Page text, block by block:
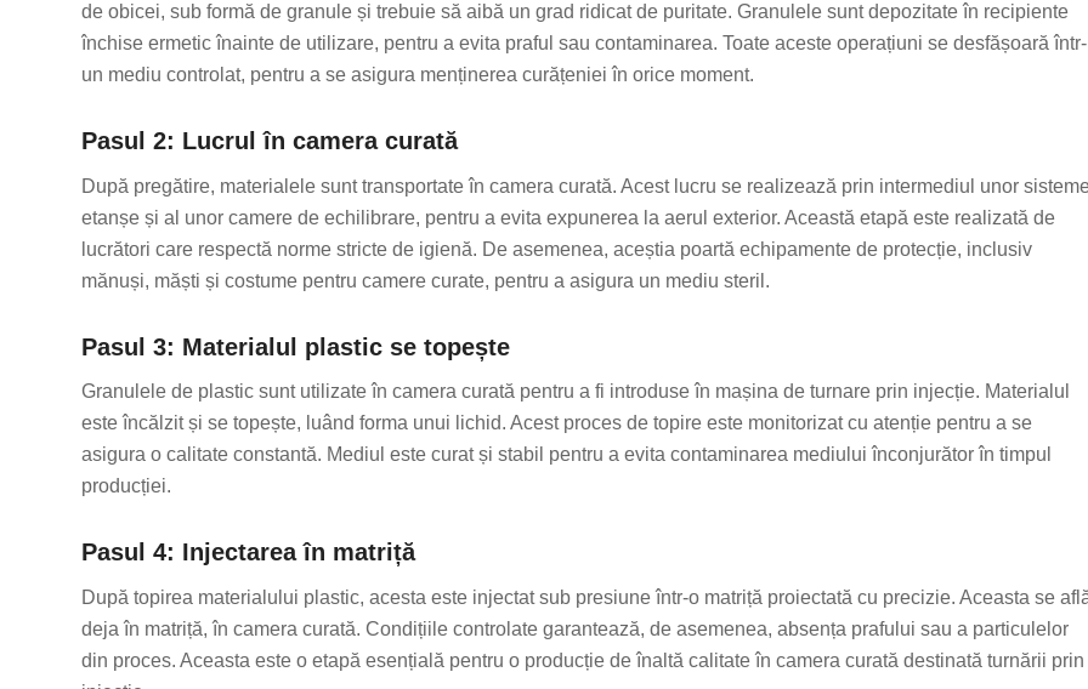
de obicei, sub formă de granule și trebuie să aibă un grad ridicat de puritate. Granulele sunt depozitate în recipiente
închise ermetic înainte de utilizare, pentru a evita praful sau contaminarea. Toate aceste operațiuni se desfășoară într-
un mediu controlat, pentru a se asigura menținerea curățeniei în orice moment.
Pasul 2: Lucrul în camera curată
După pregătire, materialele sunt transportate în camera curată. Acest lucru se realizează prin intermediul unor
etanșe și al unor camere de echilibrare, pentru a evita expunerea la aerul exterior. Această etapă este realizată de
lucrători care respectă norme stricte de igienă. De asemenea, aceștia poartă echipamente de protecție, inclusiv
mănuși, măști și costume pentru camere curate, pentru a asigura un mediu steril.
Pasul 3: Materialul plastic se topește
Granulele de plastic sunt utilizate în camera curată pentru a fi introduse în mașina de turnare prin injecție. Materialul
este încălzit și se topește, luând forma unui lichid. Acest proces de topire este monitorizat cu atenție pentru a se
asigura o calitate constantă. Mediul este curat și stabil pentru a evita contaminarea mediului înconjurător în timpul
producției.
Pasul 4: Injectarea în matriță
După topirea materialului plastic, acesta este injectat sub presiune într-o matriță proiectată cu precizie. Aceasta se
deja în matriță, în camera curată. Condițiile controlate garantează, de asemenea, absența prafului sau a particulelor
din proces. Aceasta este o etapă esențială pentru o producție de înaltă calitate în camera curată destinată turnării prin